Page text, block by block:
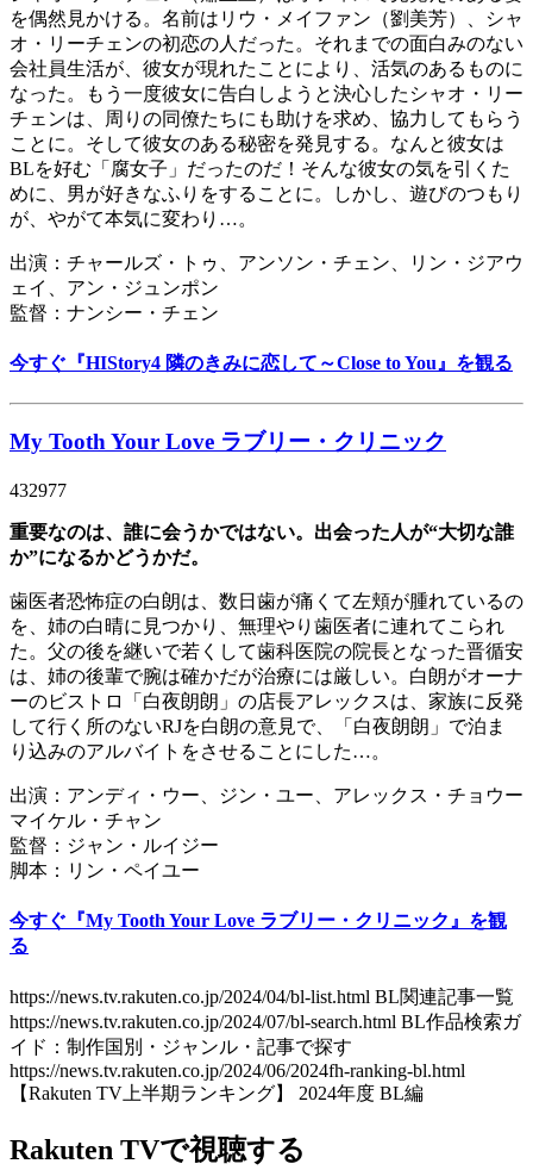
を偶然見かける。名前はリウ・メイファン（劉美芳）、シャ
オ・リーチェンの初恋の人だった。それまでの面白みのない
会社員生活が、彼女が現れたことにより、活気のあるものに
なった。もう一度彼女に告白しようと決心したシャオ・リー
チェンは、周りの同僚たちにも助けを求め、協力してもらう
ことに。そして彼女のある秘密を発見する。なんと彼女は
BLを好む「腐女子」だったのだ！そんな彼女の気を引くた
めに、男が好きなふりをすることに。しかし、遊びのつもり
が、やがて本気に変わり…。
出演：チャールズ・トゥ、アンソン・チェン、リン・ジアウ
ェイ、アン・ジュンポン
監督：ナンシー・チェン
今すぐ『HIStory4 隣のきみに恋して～Close to You』を観る
My Tooth Your Love ラブリー・クリニック
432977
重要なのは、誰に会うかではない。出会った人が“大切な誰
か”になるかどうかだ。
歯医者恐怖症の白朗は、数日歯が痛くて左頬が腫れているの
を、姉の白晴に見つかり、無理やり歯医者に連れてこられ
た。父の後を継いで若くして歯科医院の院長となった晋循安
は、姉の後輩で腕は確かだが治療には厳しい。白朗がオーナ
ーのビストロ「白夜朗朗」の店長アレックスは、家族に反発
して行く所のないRJを白朗の意見で、「白夜朗朗」で泊ま
り込みのアルバイトをさせることにした…。
出演：アンディ・ウー、ジン・ユー、アレックス・チョウー
マイケル・チャン
監督：ジャン・ルイジー
脚本：リン・ペイユー
今すぐ『My Tooth Your Love ラブリー・クリニック』を観
る
https://news.tv.rakuten.co.jp/2024/04/bl-list.html BL関連記事一覧
https://news.tv.rakuten.co.jp/2024/07/bl-search.html BL作品検索ガ
イド：制作国別・ジャンル・記事で探す
https://news.tv.rakuten.co.jp/2024/06/2024fh-ranking-bl.html
【Rakuten TV上半期ランキング】 2024年度 BL編
Rakuten TVで視聴する